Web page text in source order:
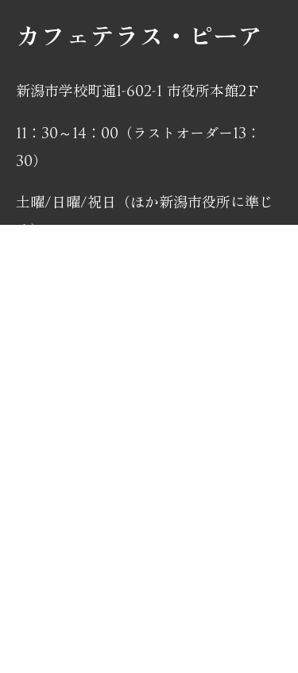
カフェテラス・ピーア
新潟市学校町通1-602-1 市役所本館2Ｆ
11：30～14：00（ラストオーダー13：
30）
土曜/日曜/祝日（ほか新潟市役所に準じ
る）